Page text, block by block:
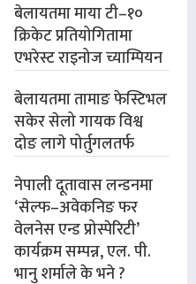
बेलायतमा माया टी–१०
क्रिकेट प्रतियोगितामा
एभरेस्ट राइनोज च्याम्पियन
बेलायतमा तामाङ फेस्टिभल
सकेर सेलो गायक विश्व
दोङ लागे पोर्तुगलतर्फ
नेपाली दूतावास लन्डनमा
‘सेल्फ–अवेकनिङ फर
वेलनेस एन्ड प्रोस्पेरिटी’
कार्यक्रम सम्पन्न, एल. पी.
भानु शर्माले के भने ?